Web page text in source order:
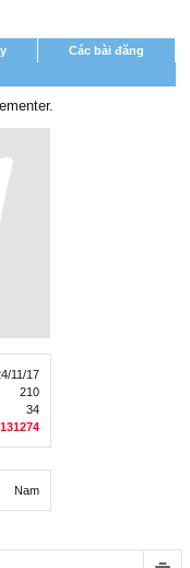
11/17
210
34
131274
Nam
Các bài đăng